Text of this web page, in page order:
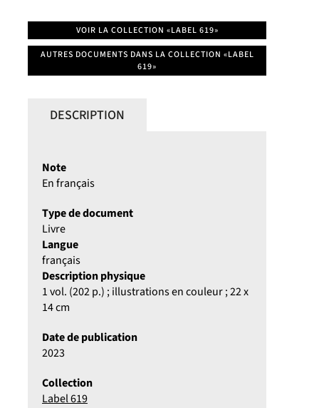
VOIR LA COLLECTION «LABEL 619»
AUTRES DOCUMENTS DANS LA COLLECTION «LABEL
619»
DESCRIPTION
Note
En français
Type de document
Livre
Langue
français
Description physique
1 vol. (202 p.) ; illustrations en couleur ; 22 x
14 cm
Date de publication
2023
Collection
Label 619